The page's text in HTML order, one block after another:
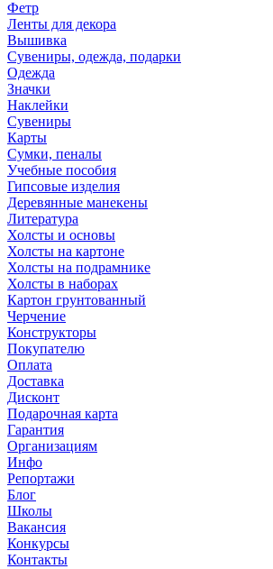
Фетр
Ленты для декора
Вышивка
Сувениры, одежда, подарки
Одежда
Значки
Наклейки
Сувениры
Карты
Сумки, пеналы
Учебные пособия
Гипсовые изделия
Деревянные манекены
Литература
Холсты и основы
Холсты на картоне
Холсты на подрамнике
Холсты в наборах
Картон грунтованный
Черчение
Конструкторы
Покупателю
Оплата
Доставка
Дисконт
Подарочная карта
Гарантия
Организациям
Инфо
Репортажи
Блог
Школы
Вакансия
Конкурсы
Контакты